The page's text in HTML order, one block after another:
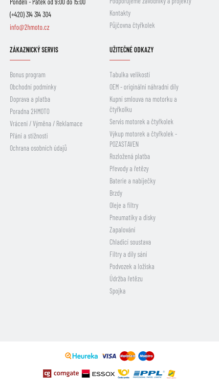
Pondělí - Pátek od 9:00 do 15:00
(+420) 314 314 304
info@2hmoto.cz
Kontakty
Půjčovna čtyřkolek
ZÁKAZNICKÝ SERVIS
Bonus program
Obchodní podmínky
Doprava a platba
Poradna 2HMOTO
Vrácení / Výměna / Reklamace
Přání a stížnosti
Ochrana osobních údajů
UŽITEČNÉ ODKAZY
Tabulka velikostí
OEM - originální náhradní díly
Kupní smlouva na motorku a
čtyřkolku
Servis motorek a čtyřkolek
Výkup motorek a čtyřkolek -
POZASTAVEN
Rozložená platba
Převody a řetězy
Baterie a nabíječky
Brzdy
Oleje a filtry
Pneumatiky a disky
Zapalování
Chladicí soustava
Filtry a díly sání
Podvozek a ložiska
Údržba řetězu
Spojka